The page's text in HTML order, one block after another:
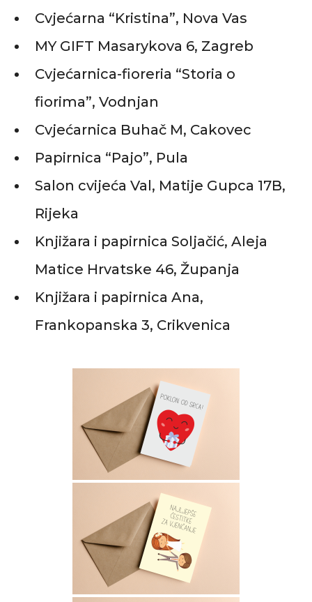
Cvjećarna “Kristina”, Nova Vas
MY GIFT Masarykova 6, Zagreb
Cvjećarnica-fioreria “Storia o
fiorima”, Vodnjan
Cvjećarnica Buhač M, Cakovec
Papirnica “Pajo”, Pula
Salon cvijeća Val, Matije Gupca 17B,
Rijeka
Knjižara i papirnica Soljačić, Aleja
Matice Hrvatske 46, Županja
Knjižara i papirnica Ana,
Frankopanska 3, Crikvenica